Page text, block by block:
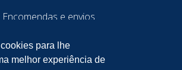
para lhe
melhor experiência de
Encomendas e envios
Política de privacidade